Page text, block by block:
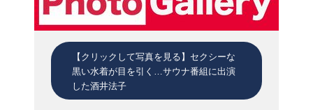
【クリックして写真を見る】セクシーな
黒い水着が目を引く…サウナ番組に出演
した酒井法子